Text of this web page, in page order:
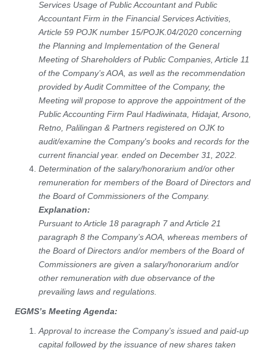
Services Usage of Public Accountant and Public
Accountant Firm in the Financial Services Activities,
Article 59 POJK number 15/POJK.04/2020 concerning
the Planning and Implementation of the General
Meeting of Shareholders of Public Companies, Article 11
of the Company’s AOA, as well as the recommendation
provided by Audit Committee of the Company, the
Meeting will propose to approve the appointment of the
Public Accounting Firm Paul Hadiwinata, Hidajat, Arsono,
Retno, Palilingan & Partners registered on OJK to
audit/examine the Company's books and records for the
current financial year. ended on December 31, 2022.
Determination of the salary/honorarium and/or other
remuneration for members of the Board of Directors and
the Board of Commissioners of the Company.
Explanation:
Pursuant to Article 18 paragraph 7 and Article 21
paragraph 8 the Company’s AOA, whereas members of
the Board of Directors and/or members of the Board of
Commissioners are given a salary/honorarium and/or
other remuneration with due observance of the
prevailing laws and regulations.
EGMS’s Meeting Agenda:
Approval to increase the Company’s issued and paid-up
capital followed by the issuance of new shares taken